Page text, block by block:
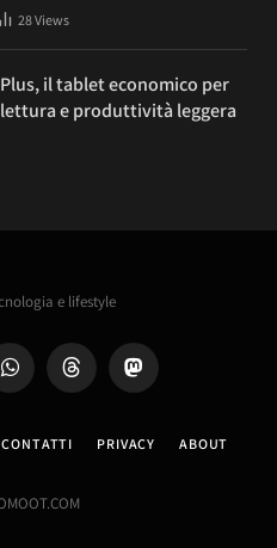
28Views
Plus, il tablet economico per
e produttività leggera
WhatsAppThreads Mastodon
CONTATTI PRIVACY ABOUT